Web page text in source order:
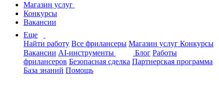
Магазин услуг
Конкурсы
Вакансии
Еще
Найти работу Все фрилансеры Магазин услуг Конкурсы
Вакансии AI-инструменты Блог Работы
фрилансеров Безопасная сделка Партнерская программа
База знаний Помощь